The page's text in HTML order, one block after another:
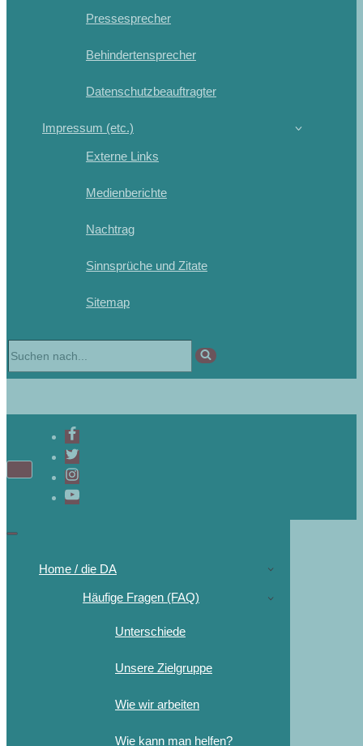
Pressesprecher
Behindertensprecher
Datenschutzbeauftragter
Impressum (etc.)
Externe Links
Medienberichte
Nachtrag
Sinnsprüche und Zitate
Sitemap
Suchen
nach …
Navigations-
Navigations-
Home / die DA
Häufige Fragen (FAQ)
Unterschiede
Unsere Zielgruppe
Wie wir arbeiten
Wie kann man helfen?